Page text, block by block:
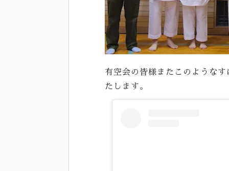
有空会の皆様またこのような
たします。